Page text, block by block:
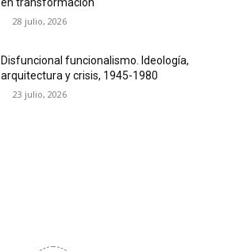
28 julio, 2026
Disfuncional funcionalismo. Ideología,
arquitectura y crisis, 1945-1980
23 julio, 2026